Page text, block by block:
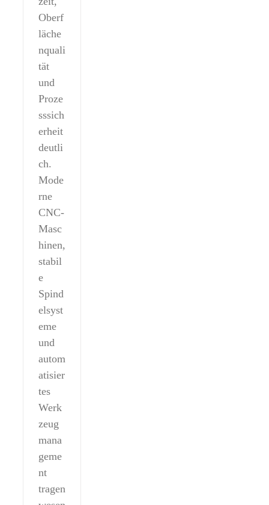
Oberf
läche
nquali
tät
und
Proze
sssich
erheit
deutli
ch.
Mode
rne
CNC-
Masc
hinen,
stabil
e
Spind
elsyst
eme
und
autom
atisier
tes
Werk
zeug
mana
geme
nt
tragen